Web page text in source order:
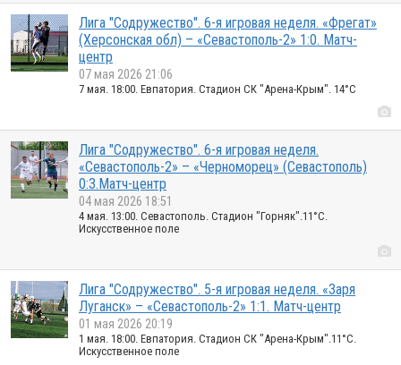
Лига "Содружество". 6-я игровая неделя. «Фрегат»
(Херсонская обл) – «Севастополь-2» 1:0. Матч-
центр
07 мая 2026 21:06
7 мая. 18:00. Евпатория. Стадион СК "Арена-Крым". 14°C
Лига "Содружество". 6-я игровая неделя.
«Севастополь-2» – «Черноморец» (Севастополь)
0:3.Матч-центр
04 мая 2026 18:51
4 мая. 13:00. Севастополь. Стадион "Горняк".11°C.
Искусственное поле
Лига "Содружество". 5-я игровая неделя. «Заря
Луганск» – «Севастополь-2» 1:1. Матч-центр
01 мая 2026 20:19
1 мая. 18:00. Евпатория. Стадион СК "Арена-Крым".11°C.
Искусственное поле